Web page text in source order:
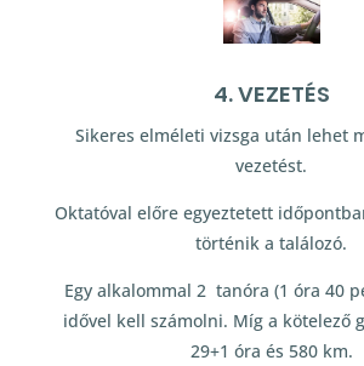
4. VEZETÉS
Sikeres elméleti vizsga után lehet
vezetést.
Oktatóval előre egyeztetett
történik a találozó.
Egy alkalommal 2 tanóra (1 óra 40
idővel kell számolni. Míg a kötelező
29+1 óra és 580 km.